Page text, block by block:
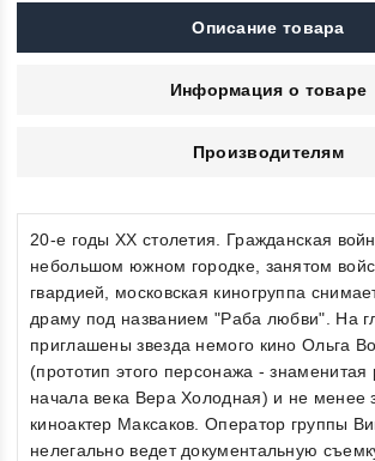
Описание товара
Информация о товаре
Производителям
20-е годы ХХ столетия. Гражданская
небольшом южном городке, занятом
гвардией, московская киногруппа
драму под названием "Раба любви". На
приглашены звезда немого кино Ольга
(прототип этого персонажа - знаменитая
начала века Вера Холодная) и не менее
киноактер Максаков. Оператор группы
нелегально ведет документальную